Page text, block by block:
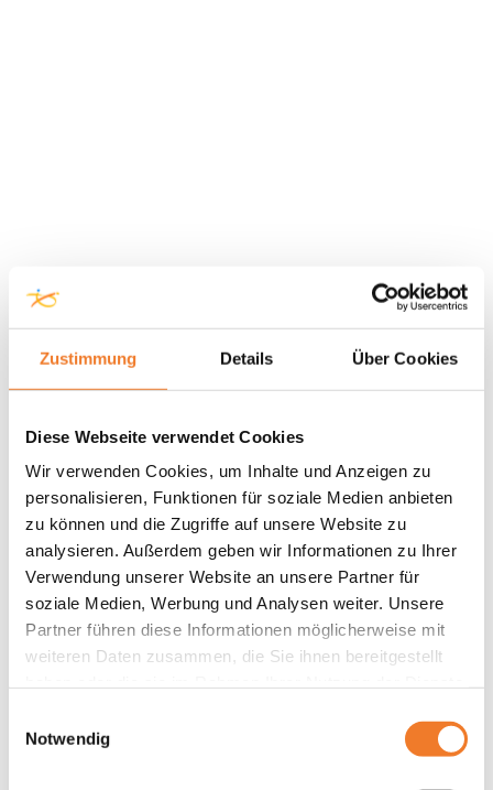
Zustimmung Details Über Cookies
Diese Webseite verwendet Cookies
Wir verwenden Cookies, um Inhalte und Anzeigen zu
personalisieren, Funktionen für soziale Medien anbieten
zu können und die Zugriffe auf unsere Website zu
analysieren. Außerdem geben wir Informationen zu Ihrer
Verwendung unserer Website an unsere Partner für
soziale Medien, Werbung und Analysen weiter. Unsere
Partner führen diese Informationen möglicherweise mit
weiteren Daten zusammen, die Sie ihnen bereitgestellt
Notwendig